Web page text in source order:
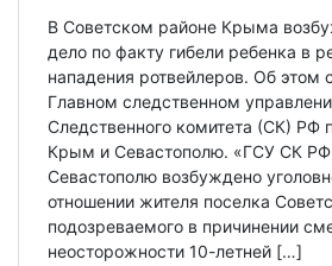
В Советском районе Крыма
дело по факту гибели ребенка в
нападения ротвейлеров. Об этом
Главном следственном
Следственного комитета (СК) РФ
Крым и Севастополю. «ГСУ СК РФ
Севастополю возбуждено
отношении жителя поселка
подозреваемого в причинении
неосторожности 10-летней […]